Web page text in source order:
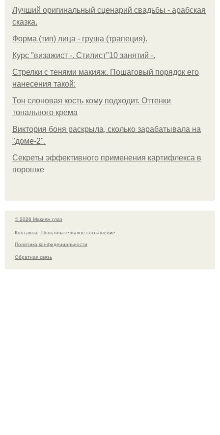
Лучший оригинальный сценарий свадьбы - арабская
сказка.
Форма (тип) лица - груша (трапеция).
Курс "визажист -. Стилист"10 занятий -.
Стрелки с тенями макияж. Пошаговый порядок его
нанесения такой:
Тон слоновая кость кому подходит. Оттенки
тонального крема
Виктория боня раскрыла, сколько зарабатывала на
"доме-2".
Секреты эффективного применения картифлекса в
порошке
© 2026 Макияж глаз
Контакты
Пользовательское соглашение
Политика конфидециальности
Обратная связь